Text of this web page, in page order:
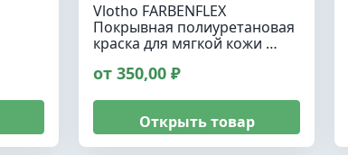
Vlotho FARBENFLEX
Покрывная полиуретановая
краска для мягкой кожи …
от 350,00 ₽
Открыть товар